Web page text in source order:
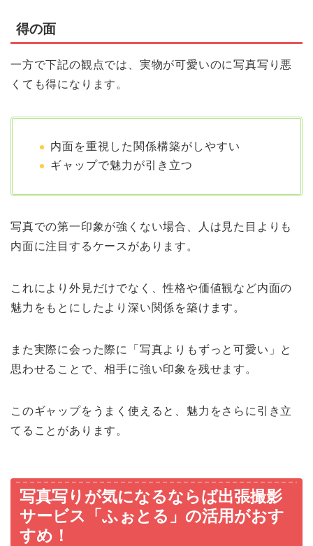
得の面
一方で下記の観点では、実物が可愛いのに写真写り悪
くても得になります。
内面を重視した関係構築がしやすい
ギャップで魅力が引き立つ
写真での第一印象が強くない場合、人は見た目よりも
内面に注目するケースがあります。
これにより外見だけでなく、性格や価値観など内面の
魅力をもとにしたより深い関係を築けます。
また実際に会った際に「写真よりもずっと可愛い」と
思わせることで、相手に強い印象を残せます。
このギャップをうまく使えると、魅力をさらに引き立
てることがあります。
写真写りが気になるならば出張撮影
サービス「ふぉとる」の活用がおす
すめ！